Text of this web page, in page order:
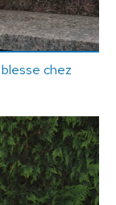
chez